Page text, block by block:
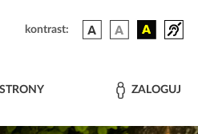
kontrast:
ZALOGUJ